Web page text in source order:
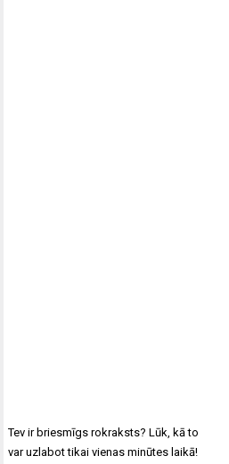
Tev ir briesmīgs rokraksts? Lūk, kā to
var uzlabot tikai vienas minūtes laikā!